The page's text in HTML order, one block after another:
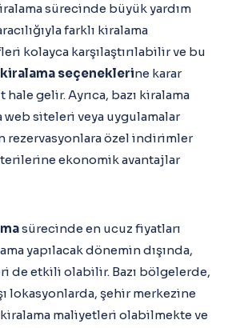
sürecinde büyük yardım
farklı kiralama
kolayca karşılaştırılabilir ve bu
kiralama seçeneklerine karar
gelir. Ayrıca, bazı kiralama
web siteleri veya uygulamalar
rezervasyonlara özel indirimler
ekonomik avantajlar
sürecinde en ucuz fiyatları
yapılacak dönemin dışında,
de etkili olabilir. Bazı bölgelerde,
lokasyonlarda, şehir merkezine
maliyetleri olabilmekte ve